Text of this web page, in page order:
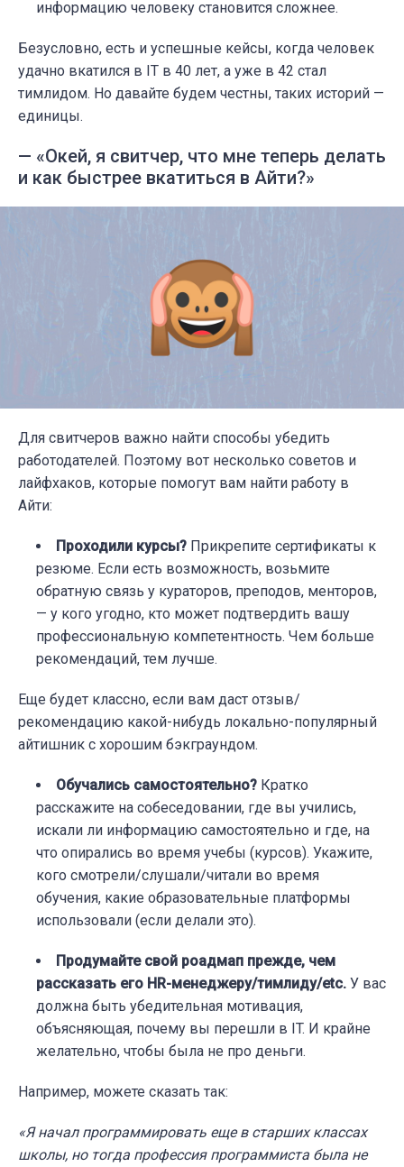
информацию человеку становится сложнее.
Безусловно, есть и успешные кейсы, когда человек
удачно вкатился в IT в 40 лет, а уже в 42 стал
тимлидом. Но давайте будем честны, таких историй —
единицы.
— «Окей, я свитчер, что мне теперь делать
и как быстрее вкатиться в Айти?»
Для свитчеров важно найти способы убедить
работодателей. Поэтому вот несколько советов и
лайфхаков, которые помогут вам найти работу в
Айти:
Проходили курсы? Прикрепите сертификаты к
резюме. Если есть возможность, возьмите
обратную связь у кураторов, преподов, менторов,
— у кого угодно, кто может подтвердить вашу
профессиональную компетентность. Чем больше
рекомендаций, тем лучше.
Еще будет классно, если вам даст отзыв/
рекомендацию какой-нибудь локально-популярный
айтишник с хорошим бэкграундом.
Обучались самостоятельно? Кратко
расскажите на собеседовании, где вы учились,
искали ли информацию самостоятельно и где, на
что опирались во время учебы (курсов). Укажите,
кого смотрели/слушали/читали во время
обучения, какие образовательные платформы
использовали (если делали это).
Продумайте свой роадмап прежде, чем
рассказать его HR-менеджеру/тимлиду/etc. У вас
должна быть убедительная мотивация,
объясняющая, почему вы перешли в IT. И крайне
желательно, чтобы была не про деньги.
Например, можете сказать так:
«Я начал программировать еще в старших классах
школы, но тогда профессия программиста была не